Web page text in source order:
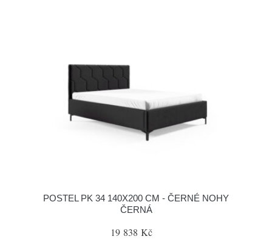
POSTEL PK 34 140X200 CM - ČERNÉ NOHY
ČERNÁ
19 838 Kč